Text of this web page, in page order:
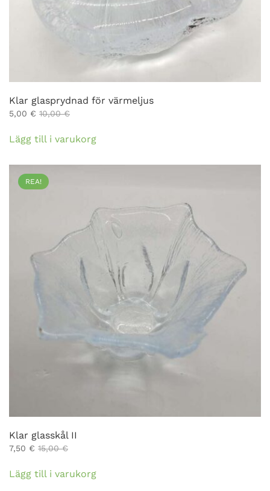
Klar glasprydnad för värmeljus
5,00 € 10,00€
Lägg till i varukorg
REA!
Klar glasskål II
7,50 € 15,00€
Lägg till i varukorg